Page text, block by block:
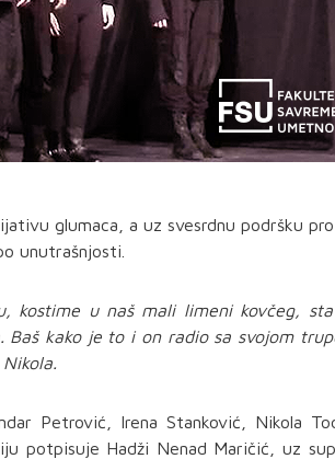
glumaca, a uz svesrdnu podršku
unutrašnjosti.
kostime u naš mali limeni kovčeg,
Baš kako je to i on radio sa svojom
Petrović, Irena Stanković, Nikola
potpisuje Hadži Nenad Maričić, uz